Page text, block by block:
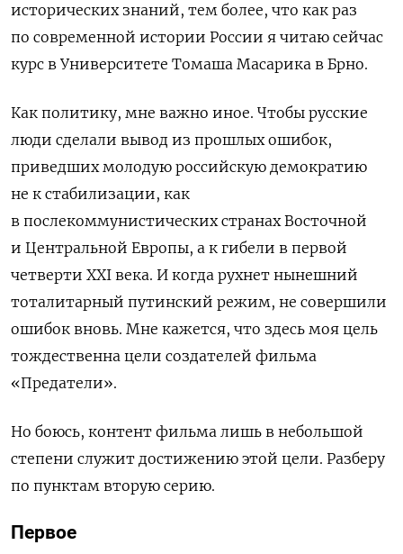
исторических знаний, тем более, что как раз
по современной истории России я читаю сейчас
курс в Университете Томаша Масарика в Брно.
Как политику, мне важно иное. Чтобы русские
люди сделали вывод из прошлых ошибок,
приведших молодую российскую демократию
не к стабилизации, как
в послекоммунистических странах Восточной
и Центральной Европы, а к гибели в первой
четверти XXI века. И когда рухнет нынешний
тоталитарный путинский режим, не совершили
ошибок вновь. Мне кажется, что здесь моя цель
тождественна цели создателей фильма
«Предатели».
Но боюсь, контент фильма лишь в небольшой
степени служит достижению этой цели. Разберу
по пунктам вторую серию.
Первое